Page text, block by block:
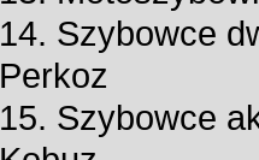
14. Szybowce
Perkoz
15. Szybowce